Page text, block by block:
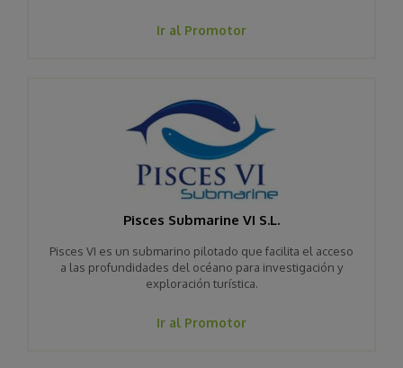
Ir al Promotor
Pisces Submarine VI S.L.
Pisces VI es un submarino pilotado que facilita el acceso
a las profundidades del océano para investigación y
exploración turística.
Ir al Promotor